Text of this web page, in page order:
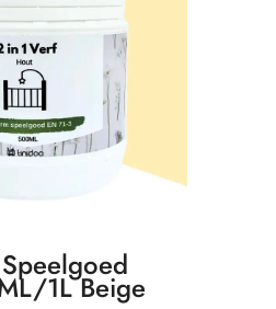
1L Beige